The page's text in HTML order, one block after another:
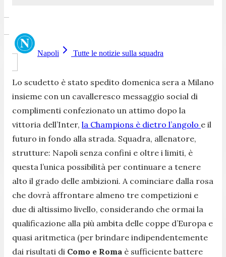
Napoli Tutte le notizie sulla squadra
Lo scudetto è stato spedito domenica sera a Milano
insieme con un cavalleresco messaggio social di
complimenti confezionato un attimo dopo la
vittoria dell’Inter, la Champions è dietro l’angolo e il
futuro in fondo alla strada. Squadra, allenatore,
strutture: Napoli senza confini e oltre i limiti, è
questa l’unica possibilità per continuare a tenere
alto il grado delle ambizioni. A cominciare dalla rosa
che dovrà affrontare almeno tre competizioni e
due di altissimo livello, considerando che ormai la
qualificazione alla più ambita delle coppe d’Europa e
quasi aritmetica (per brindare indipendentemente
dai risultati di Como e Roma è sufficiente battere